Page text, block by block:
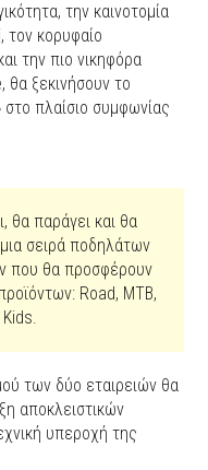
την καινοτομία
τον κορυφαίο
την πιο νικηφόρα
θα ξεκινήσουν το
πλαίσιο συμφωνίας
θα παράγει και θα
σειρά ποδηλάτων
που θα προσφέρουν
Road, MTB,
των δύο εταιρειών θα
αποκλειστικών
υπεροχή της